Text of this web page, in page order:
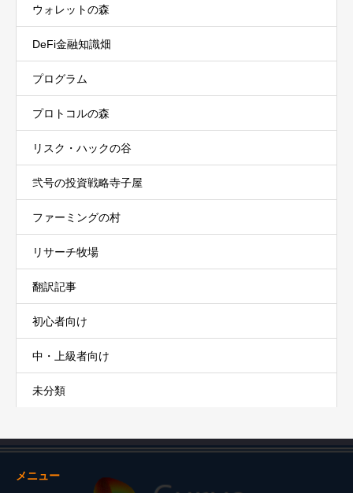
ウォレットの森
DeFi金融知識畑
プログラム
プロトコルの森
リスク・ハックの谷
弐号の投資戦略寺子屋
ファーミングの村
リサーチ牧場
翻訳記事
初心者向け
中・上級者向け
未分類
メニュー